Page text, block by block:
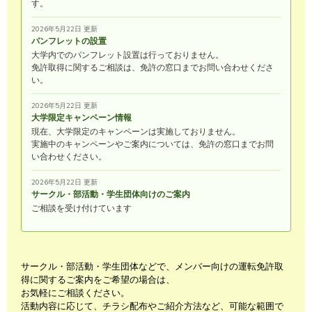
す。
2026年5月22日 更新
パンフレットの設置
大学内でのパンフレット設置は行っておりません。
免許取得に関するご相談は、免許の窓口までお問い合わせくださ
い。
2026年5月22日 更新
大学限定キャンペーン情報
現在、大学限定のキャンペーンは実施しておりません。
実施中のキャンペーンやご案内については、免許の窓口までお問
い合わせください。
2026年5月22日 更新
サークル・部活動・学生団体向けのご案内
ご相談を受け付けています
サークル・部活動・学生団体などで、メンバー向けの運転免許取
得に関するご案内をご希望の場合は、
お気軽にご相談ください。
活動内容に応じて、チラシ配布やご紹介方法など、可能な範囲で